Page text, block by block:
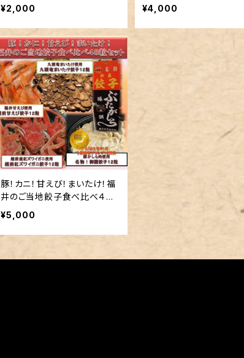
ット
¥2,000
ット
¥4,000
豚！カニ！甘えび！まいたけ！福
井のご当地餃子食べ比べ４８
粒セット
¥5,000